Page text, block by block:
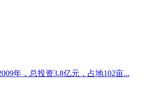
年，总投资3.8亿元，占地102亩...